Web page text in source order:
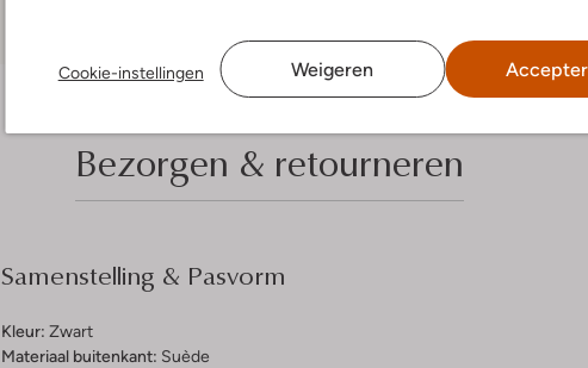
Cookie-instellingen Weigeren
Bezorgen & retourneren
Samenstelling & Pasvorm
Kleur: Zwart
Materiaal buitenkant: Suède